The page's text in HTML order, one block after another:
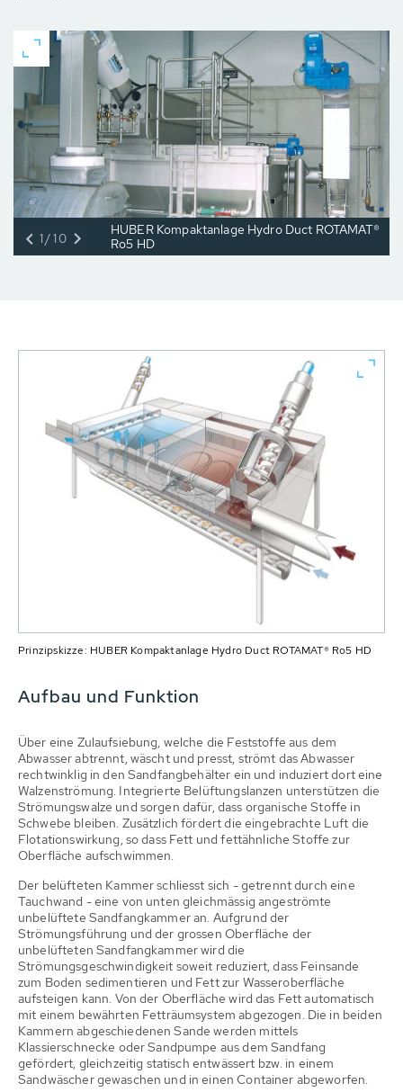
HUBER Kompaktanlage Hydro Duct ROTAMAT®
Ro5 HD
1/10
Prinzipskizze: HUBER Kompaktanlage Hydro Duct ROTAMAT® Ro5 HD
Aufbau und Funktion
Über eine Zulaufsiebung, welche die Feststoffe aus dem
Abwasser abtrennt, wäscht und presst, strömt das Abwasser
rechtwinklig in den Sandfangbehälter ein und induziert dort eine
Walzenströmung. Integrierte Belüftungslanzen unterstützen die
Strömungswalze und sorgen dafür, dass organische Stoffe in
Schwebe bleiben. Zusätzlich fördert die eingebrachte Luft die
Flotationswirkung, so dass Fett und fettähnliche Stoffe zur
Oberfläche aufschwimmen.
Der belüfteten Kammer schliesst sich - getrennt durch eine
Tauchwand - eine von unten gleichmässig angeströmte
unbelüftete Sandfangkammer an. Aufgrund der
Strömungsführung und der grossen Oberfläche der
unbelüfteten Sandfangkammer wird die
Strömungsgeschwindigkeit soweit reduziert, dass Feinsande
zum Boden sedimentieren und Fett zur Wasseroberfläche
aufsteigen kann. Von der Oberfläche wird das Fett automatisch
mit einem bewährten Fetträumsystem abgezogen. Die in beiden
Kammern abgeschiedenen Sande werden mittels
Klassierschnecke oder Sandpumpe aus dem Sandfang
gefördert, gleichzeitig statisch entwässert bzw. in einem
Sandwäscher gewaschen und in einen Container abgeworfen.